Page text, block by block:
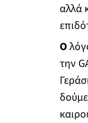
αλλά
Ο
την